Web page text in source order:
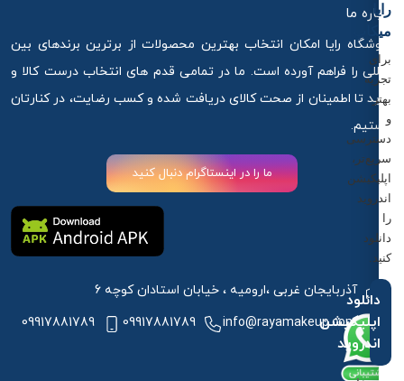
درباره ما
فروشگاه رایا امکان انتخاب بهترین محصولات از برترین برندهای بین
المللی را فراهم آورده است. ما در تمامی قدم های انتخاب درست کالا و
خرید تا اطمینان از صحت کالای دریافت شده و کسب رضایت، در کنارتان
هستیم.
ما را در اینستاگرام دنبال کنید
آذربایجان غربی ،ارومیه ، خیابان استادان کوچه 6
info@rayamakeup.com
09917881789
09917881789
رایا
میکاپ
برای
تجربه
بهتر
و
دسترسی
سریع‌تر،
اپلیکیشن
اندروید
را
دانلود
کنید.
دانلود
اپلیکیشن
اندروید